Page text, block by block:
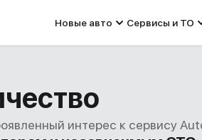
Новые авто Сервисы и ТО
интерес к сервису